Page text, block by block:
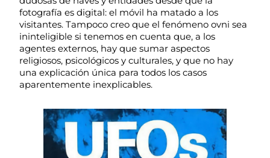
fotografía es digital: el móvil ha matado a los
visitantes. Tampoco creo que el fenómeno ovni sea
ininteligible si tenemos en cuenta que, a los
agentes externos, hay que sumar aspectos
religiosos, psicológicos y culturales, y que no hay
una explicación única para todos los casos
aparentemente inexplicables.